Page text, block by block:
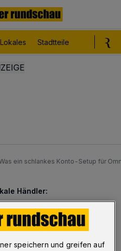
Lokales Stadtteile
ein schlankes Konto-Setup für
Händler:
Konto-Setup
leisten muss
speichern und greifen auf